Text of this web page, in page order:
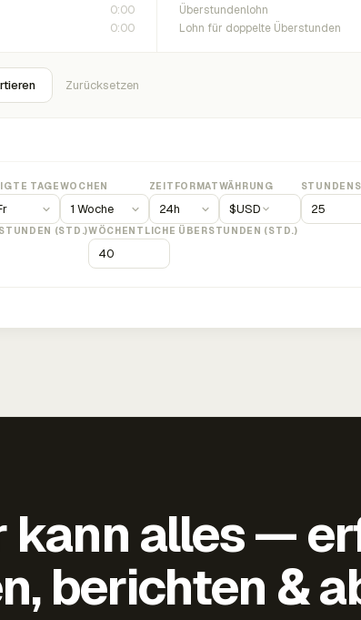
0:00
0:00
Überstundenlohn
Lohn für doppelte Überstunden
Zurücksetzen
TAGEWOCHEN ZEITFORMATWÄHRUNG
$USD
(STD.)WÖCHENTLICHE ÜBERSTUNDEN (STD.)
kann alles —
berichten &